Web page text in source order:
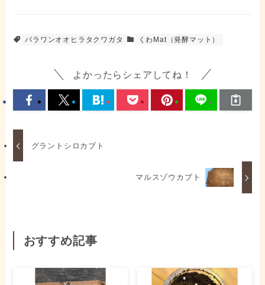
パラワンオオヒラタクワガタ くわMat（発酵マット）
よかったらシェアしてね！
グラントシロカブト
マルスゾウカブト
おすすめ記事